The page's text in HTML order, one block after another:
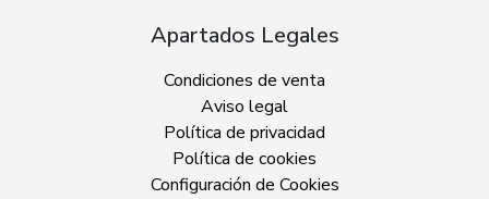
Apartados Legales
Condiciones de venta
Aviso legal
Política de privacidad
Política de cookies
Configuración de Cookies